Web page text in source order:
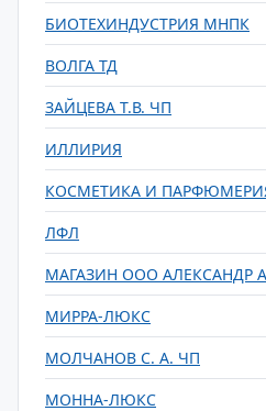
БИОТЕХИНДУСТРИЯ МНПК
ВОЛГА ТД
ЗАЙЦЕВА Т.В. ЧП
ИЛЛИРИЯ
КОСМЕТИКА И
ЛФЛ
МАГАЗИН ООО АЛЕКСАНДР
МИРРА-ЛЮКС
МОЛЧАНОВ С. А. ЧП
МОННА-ЛЮКС